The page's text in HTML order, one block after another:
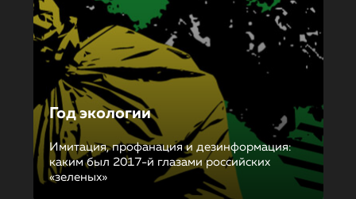
Год экологии
Имитация, профанация и дезинформация:
каким был 2017-й глазами российских
«зеленых»